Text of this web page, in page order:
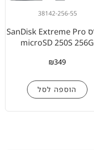
38142-256-55
כרטיס SanDisk Extreme Pro
microSD 250S 256G
₪349
הוספה לסל